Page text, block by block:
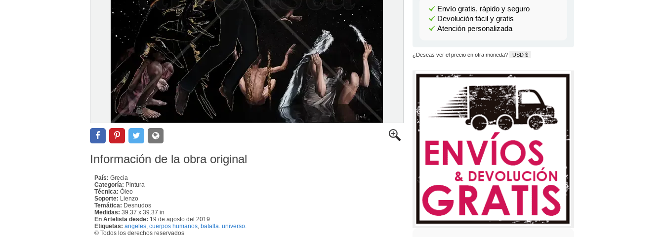
Información de la obra original
País: Grecia
Categoría: Pintura
Técnica: Óleo
Soporte: Lienzo
Temática: Desnudos
Medidas: 39.37 x 39.37 in
En Artelista desde: 19 de agosto del 2019
Etiquetas: angeles cuerpos humanos batalla. universo.
© Todos los derechos reservados
Envío gratis, rápido y seguro
Devolución fácil y gratis
Atención personalizada
¿Deseas ver el precio en otra moneda? USD $